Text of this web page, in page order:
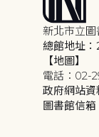
新北市立
總館地址
【地圖】
電話：02-
政府網站
圖書館信